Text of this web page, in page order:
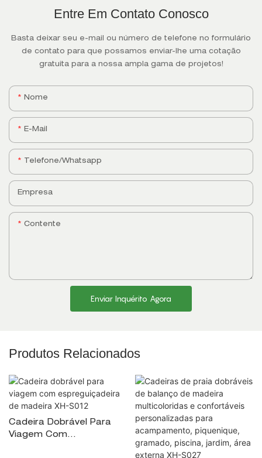
Entre Em Contato Conosco
Basta deixar seu e-mail ou número de telefone no formulário
de contato para que possamos enviar-lhe uma cotação
gratuita para a nossa ampla gama de projetos!
Nome
E-Mail
Telefone/whatsapp
Empresa
Contente
Enviar Inquérito Agora
Produtos Relacionados
Cadeira Dobrável Para
Viagem Com